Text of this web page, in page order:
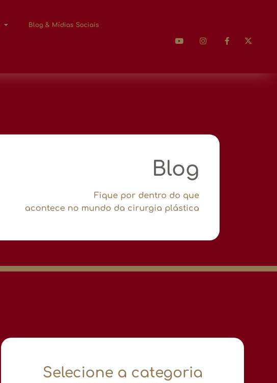
Blog & Mídias Sociais
Blog
Fique por dentro do que
acontece no mundo da cirurgia plástica
Selecione a categoria